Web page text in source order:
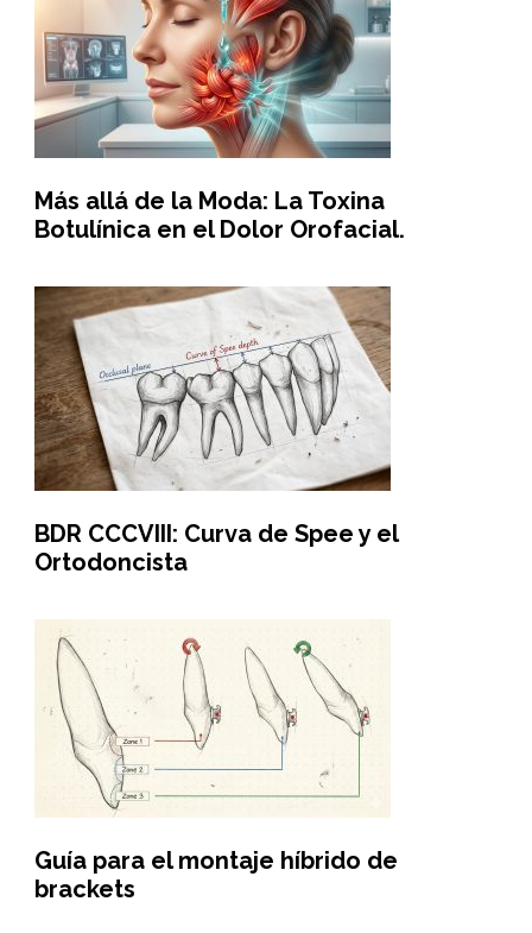
Más allá de la Moda: La Toxina
Botulínica en el Dolor Orofacial.
BDR CCCVIII: Curva de Spee y el
Ortodoncista
Guía para el montaje híbrido de
brackets